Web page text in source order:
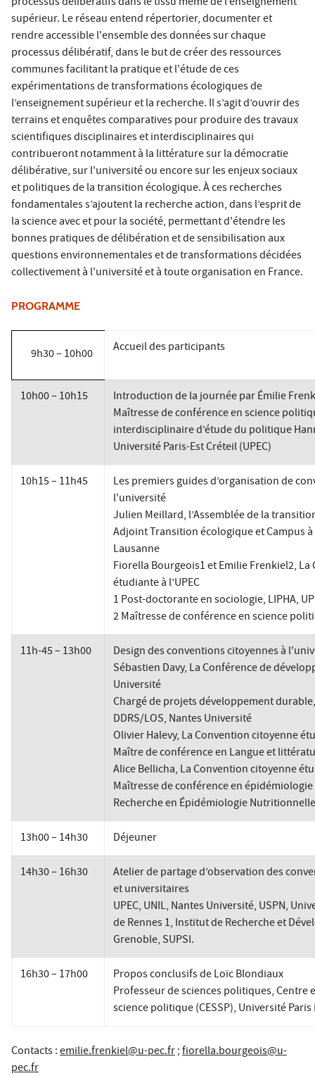
supérieur. Le réseau entend répertorier, documenter et
rendre accessible l'ensemble des données sur chaque
processus délibératif, dans le but de créer des ressources
communes facilitant la pratique et l'étude de ces
expérimentations de transformations écologiques de
l’enseignement supérieur et la recherche. Il s’agit d’ouvrir des
terrains et enquêtes comparatives pour produire des travaux
scientifiques disciplinaires et interdisciplinaires qui
contribueront notamment à la littérature sur la démocratie
délibérative, sur l'université ou encore sur les enjeux sociaux
et politiques de la transition écologique. À ces recherches
fondamentales s’ajoutent la recherche action, dans l’esprit de
la science avec et pour la société, permettant d'étendre les
bonnes pratiques de délibération et de sensibilisation aux
questions environnementales et de transformations décidées
collectivement à l'université et à toute organisation en France.
PROGRAMME
9h30 – 10h00 Accueil des participants
10h00 – 10h15
Introduction de la journée par Émilie
Maîtresse de conférence en science
interdisciplinaire d’étude du politique
Université Paris-Est Créteil (UPEC)
10h15 – 11h45
Les premiers guides d’organisation de
l'université
Julien Meillard, l’Assemblée de la
Adjoint Transition écologique et Campus
Lausanne
Fiorella Bourgeois1 et Emilie Frenkiel2,
étudiante à l’UPEC
1 Post-doctorante en sociologie, LIPHA,
2 Maîtresse de conférence en science
11h-45 – 13h00
Design des conventions citoyennes à
Sébastien Davy, La Conférence de
Université
Chargé de projets développement
DDRS/LOS, Nantes Université
Olivier Halevy, La Convention citoyenne
Maître de conférence en Langue et
Alice Bellicha, La Convention citoyenne
Maîtresse de conférence en
Recherche en Épidémiologie Nutritionnelle
13h00 – 14h30 Déjeuner
14h30 – 16h30
Atelier de partage d’observation des
et universitaires
UPEC, UNIL, Nantes Université, USPN,
de Rennes 1, Institut de Recherche et
Grenoble, SUPSI.
16h30 – 17h00
Propos conclusifs de Loïc Blondiaux
Professeur de sciences politiques, Centre
science politique (CESSP), Université
Contacts :emilie.frenkiel@u-pec.fr;fiorella.bourgeois@u-
pec.fr